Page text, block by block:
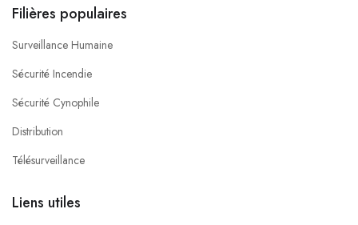
Filières populaires
Surveillance Humaine
Sécurité Incendie
Sécurité Cynophile
Distribution
Télésurveillance
Liens utiles